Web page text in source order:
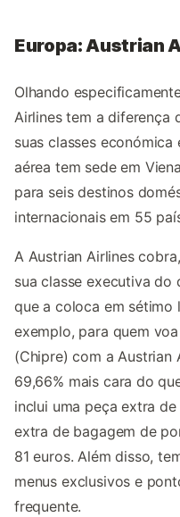
Europa: Austrian
Olhando
Airlines tem a diferença
suas classes
aérea tem sede em
para seis destinos
internacionais em 55
A Austrian Airlines
sua classe executiva do
que a coloca em sétimo
exemplo, para quem
(Chipre) com a Austrian
69,66% mais cara do
inclui uma peça extra
extra de bagagem de
81 euros. Além disso,
menus exclusivos e
frequente.